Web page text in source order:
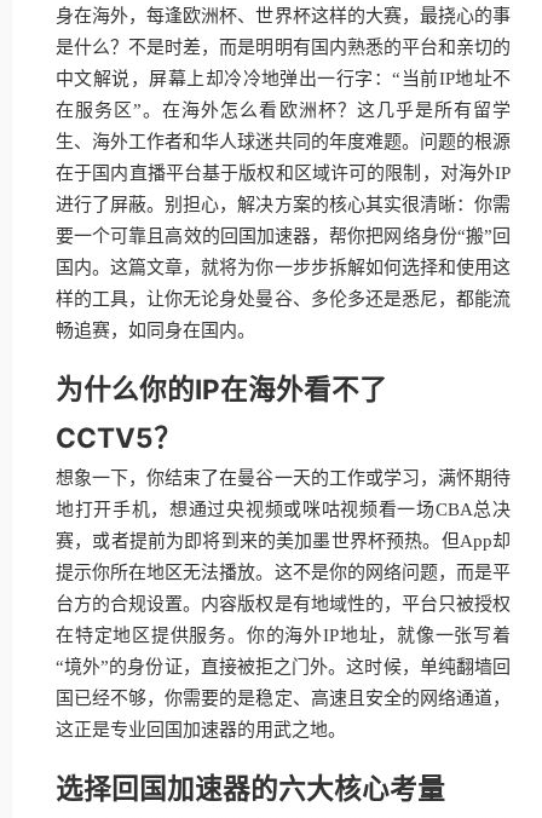
身在海外，每逢欧洲杯、世界杯这样的大赛，最挠心的事
是什么？不是时差，而是明明有国内熟悉的平台和亲切的
中文解说，屏幕上却冷冷地弹出一行字：“当前IP地址不
在服务区”。在海外怎么看欧洲杯？这几乎是所有留学
生、海外工作者和华人球迷共同的年度难题。问题的根源
在于国内直播平台基于版权和区域许可的限制，对海外IP
进行了屏蔽。别担心，解决方案的核心其实很清晰：你需
要一个可靠且高效的回国加速器，帮你把网络身份“搬”回
国内。这篇文章，就将为你一步步拆解如何选择和使用这
样的工具，让你无论身处曼谷、多伦多还是悉尼，都能流
畅追赛，如同身在国内。
为什么你的IP在海外看不了
CCTV5？
想象一下，你结束了在曼谷一天的工作或学习，满怀期待
地打开手机，想通过央视频或咪咕视频看一场CBA总决
赛，或者提前为即将到来的美加墨世界杯预热。但App却
提示你所在地区无法播放。这不是你的网络问题，而是平
台方的合规设置。内容版权是有地域性的，平台只被授权
在特定地区提供服务。你的海外IP地址，就像一张写着
“境外”的身份证，直接被拒之门外。这时候，单纯翻墙回
国已经不够，你需要的是稳定、高速且安全的网络通道，
这正是专业回国加速器的用武之地。
选择回国加速器的六大核心考量